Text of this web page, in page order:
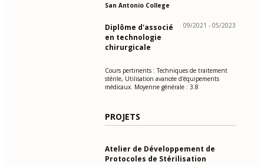
San Antonio College
Diplôme d'associé
en technologie
chirurgicale
09/2021 - 05/2023
Cours pertinents : Techniques de traitement
stérile, Utilisation avancée d'équipements
médicaux. Moyenne générale : 3.8
PROJETS
Atelier de Développement de
Protocoles de Stérilisation